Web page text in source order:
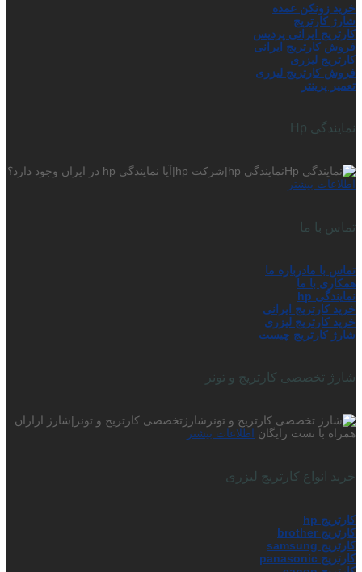
خرید زونکن عمده
شارژ کارتریج
کارتریج ایرانی پردیس
فروش کارتریج ایرانی
کارتریج لیزری
فروش کارتریج لیزری
تعمیر پرینتر
نمایندگی Hp
نمایندگی hp|شرکت hp|آیا نمایندگی hp در ایران وجود دارد؟
اطلاعات بیشتر
تماس با ما
تماس با مادرباره ما
همکاری با ما
نمایندگی hp
خرید کارتریج ایرانی
خرید کارتریج لیزری
شارژ کارتریج چیست
شارژ تخصصی کارتریج و تونر
شارژتخصصی کارتریج و تونر|شارژ ارازان
همراه با تست رایگان
اطلاعات بیشتر
خرید انواع کارتریج لیزری
کارتریج hp
کارتریج brother
کارتریج samsung
کارتریج panasonic